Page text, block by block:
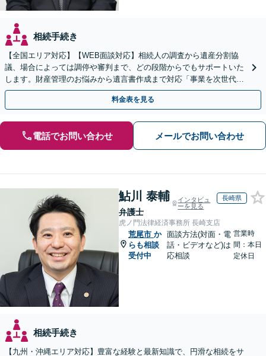
相続手続き
【全国エリア対応】【WEB面談対応】相続人の調査から遺産分割協
議、場合によっては調停や審判まで、どの段階からでもサポートいた
します。財産管理のお悩みから遺言書作成まで対応「事業を次世代に
引き継ぐ安心の事業承継をサポート」【完全個室相談】
料金表を見る
電話でお問い合わせ メールでお問い合わせ
鮎川 泰輔
弁護士
インタビュ
ーを見る
長崎県
虎ノ門法律経済事務所 長崎支店
荒尾市 か
らも相談
受付中
面談方法(対面・電
話・ビデオなど)は
応相談
営業時
間：本日
定休日
相続手続き
【九州・沖縄エリア対応】豊富な経験と最新知識で、円滑な相続をサ